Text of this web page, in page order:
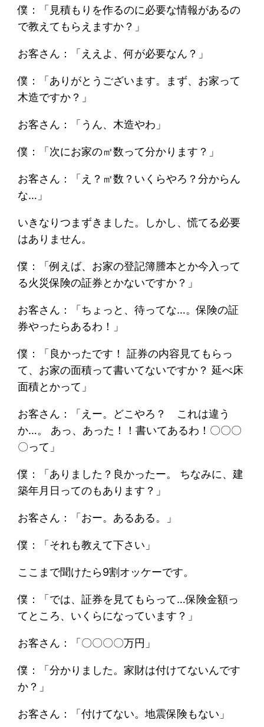
僕：「見積もりを作るのに必要な情報があるの
で教えてもらえますか？」
お客さん：「ええよ、何が必要なん？」
僕：「ありがとうございます。まず、お家って
木造ですか？」
お客さん：「うん、木造やわ」
僕：「次にお家の㎡数って分かります？」
お客さん：「え？㎡数？いくらやろ？分からん
な…」
いきなりつまずきました。しかし、慌てる必要
はありません。
僕：「例えば、お家の登記簿謄本とか今入って
る火災保険の証券とかないですか？」
お客さん：「ちょっと、待ってな…。保険の証
券やったらあるわ！」
僕：「良かったです！ 証券の内容見てもらっ
て、お家の面積って書いてないですか？ 延べ床
面積とかって」
お客さん：「えー。どこやろ？ これは違う
か…。 あっ、あった！！書いてあるわ！〇〇〇
〇って」
僕：「ありました？良かったー。 ちなみに、建
築年月日ってのもあります？」
お客さん：「おー。あるある。」
僕：「それも教えて下さい」
ここまで聞けたら9割オッケーです。
僕：「では、証券を見てもらって…保険金額っ
てところ、いくらになっています？」
お客さん：「〇〇〇〇万円」
僕：「分かりました。家財は付けてないんです
か？」
お客さん：「付けてない。地震保険もない」